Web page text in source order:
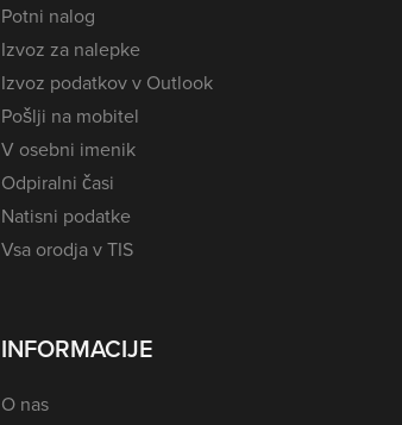
Potni nalog
Izvoz za nalepke
Izvoz podatkov v Outlook
Pošlji na mobitel
V osebni imenik
Odpiralni časi
Natisni podatke
Vsa orodja v TIS
INFORMACIJE
O nas